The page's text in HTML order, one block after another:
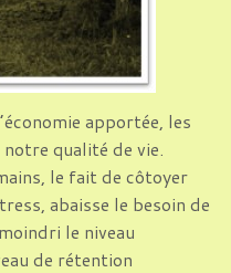
apportée, les
qualité de vie.
le fait de côtoyer
abaisse le besoin de
le niveau
de rétention